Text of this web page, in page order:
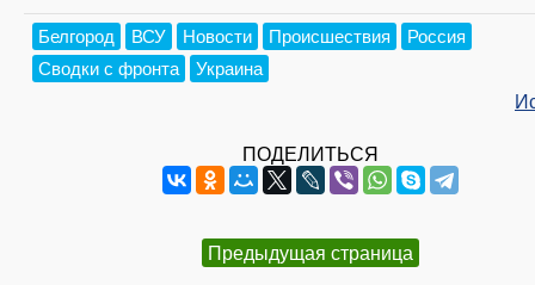
Белгород ВСУ Новости Происшествия
Россия
Сводки с фронта
Украина
ПОДЕЛИТЬСЯ
Предыдущая страница